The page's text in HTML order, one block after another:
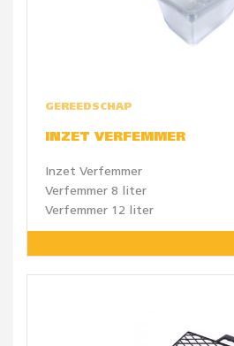
GEREEDSCHAP
INZET VERFEMMER
Inzet Verfemmer
Verfemmer 8 liter
Verfemmer 12 liter